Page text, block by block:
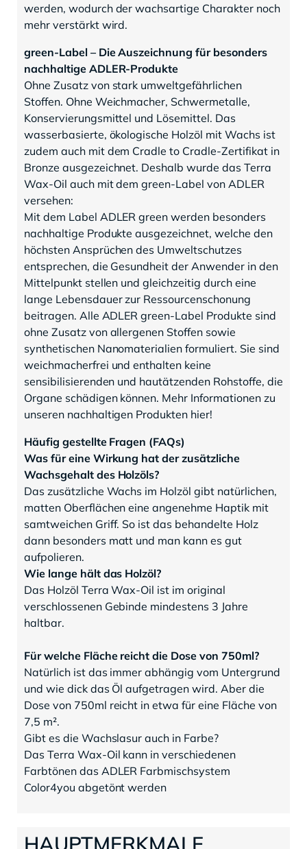
werden, wodurch der wachsartige Charakter noch
mehr verstärkt wird.
green-Label – Die Auszeichnung für besonders
nachhaltige ADLER-Produkte
Ohne Zusatz von stark umweltgefährlichen
Stoffen. Ohne Weichmacher, Schwermetalle,
Konservierungsmittel und Lösemittel. Das
wasserbasierte, ökologische Holzöl mit Wachs ist
zudem auch mit dem Cradle to Cradle-Zertifikat in
Bronze ausgezeichnet. Deshalb wurde das Terra
Wax-Oil auch mit dem green-Label von ADLER
versehen:
Mit dem Label ADLER green werden besonders
nachhaltige Produkte ausgezeichnet, welche den
höchsten Ansprüchen des Umweltschutzes
entsprechen, die Gesundheit der Anwender in den
Mittelpunkt stellen und gleichzeitig durch eine
lange Lebensdauer zur Ressourcenschonung
beitragen. Alle ADLER green-Label Produkte sind
ohne Zusatz von allergenen Stoffen sowie
synthetischen Nanomaterialien formuliert. Sie sind
weichmacherfrei und enthalten keine
sensibilisierenden und hautätzenden Rohstoffe, die
Organe schädigen können. Mehr Informationen zu
unseren nachhaltigen Produkten hier!
Häufig gestellte Fragen (FAQs)
Was für eine Wirkung hat der zusätzliche
Wachsgehalt des Holzöls?
Das zusätzliche Wachs im Holzöl gibt natürlichen,
matten Oberflächen eine angenehme Haptik mit
samtweichen Griff. So ist das behandelte Holz
dann besonders matt und man kann es gut
aufpolieren.
Wie lange hält das Holzöl?
Das Holzöl Terra Wax-Oil ist im original
verschlossenen Gebinde mindestens 3 Jahre
haltbar.
Für welche Fläche reicht die Dose von 750ml?
Natürlich ist das immer abhängig vom Untergrund
und wie dick das Öl aufgetragen wird. Aber die
Dose von 750ml reicht in etwa für eine Fläche von
7,5 m².
Gibt es die Wachslasur auch in Farbe?
Das Terra Wax-Oil kann in verschiedenen
Farbtönen das ADLER Farbmischsystem
Color4you abgetönt werden
HAUPTMERKMALE